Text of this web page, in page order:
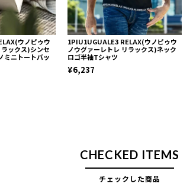
ウノピゥウ
ックス)シンセ
ミニトートバッ
1PIU1UGUALE3 RELAX(ウノピゥウ
ノウグァーレトレ リラックス)ネック
ロゴ半袖Tシャツ
¥6,237
CHECKED ITEMS
チェックした商品